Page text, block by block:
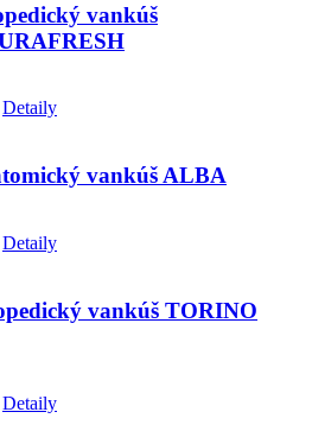
vankúš
Detaily
vankúš ALBA
Detaily
vankúš TORINO
Detaily